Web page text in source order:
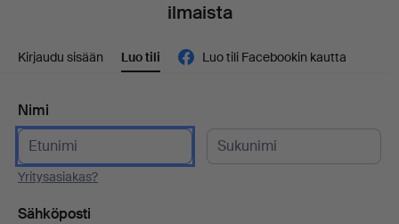
ilmaista
Kirjaudu sisään Luo tili Luo tili Facebookin kautta
Nimi
Yritysasiakas?
Sähköposti